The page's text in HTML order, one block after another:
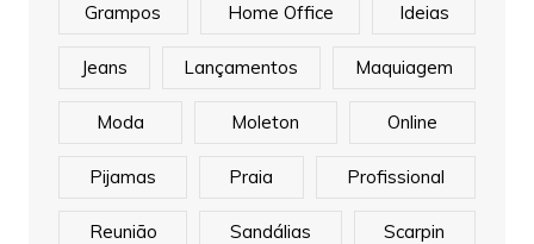
Grampos Home Office Ideias
Jeans Lançamentos Maquiagem
Moda Moleton Online
Pijamas Praia Profissional
Reunião Sandálias Scarpin